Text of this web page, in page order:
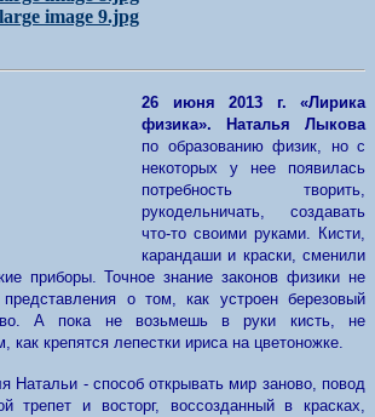
26 июня 2013 г. «Лирика
физика».
Наталья Лыкова
по образованию физик, но с
некоторых у нее появилась
потребность творить,
рукодельничать, создавать
что-то своими руками. Кисти,
карандаши и краски, сменили
приборы. Точное знание законов физики не
о том, как устроен березовый
А пока не возьмешь в руки кисть, не
крепятся лепестки ириса на цветоножке.
Натальи - способ открывать мир заново, повод
трепет и восторг, воссозданный в красках,